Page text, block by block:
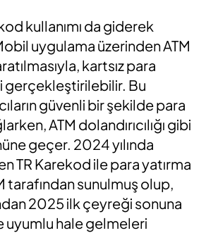
kullanımı da giderek
uygulama üzerinden ATM
kartsız para
gerçekleştirilebilir. Bu
güvenli bir şekilde para
ATM dolandırıcılığı gibi
geçer. 2024 yılında
TR Karekod ile para yatırma
tarafından sunulmuş olup,
2025 ilk çeyreği sonuna
uyumlu hale gelmeleri